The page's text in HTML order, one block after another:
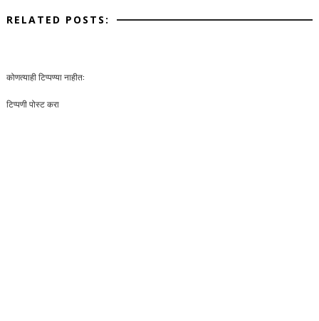
RELATED POSTS:
कोणत्याही टिप्पण्‍या नाहीत:
टिप्पणी पोस्ट करा